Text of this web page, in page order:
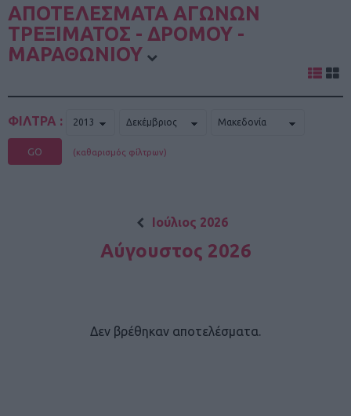
ΑΠΟΤΕΛΕΣΜΑΤΑ ΑΓΩΝΩΝ
ΤΡΕΞΙΜΑΤΟΣ - ΔΡΟΜΟΥ -
ΜΑΡΑΘΩΝΙΟΥ
ΦΙΛΤΡΑ :
GO (καθαρισμός φίλτρων)
Ιούλιος 2026
Αύγουστος 2026
Δεν βρέθηκαν αποτελέσματα.